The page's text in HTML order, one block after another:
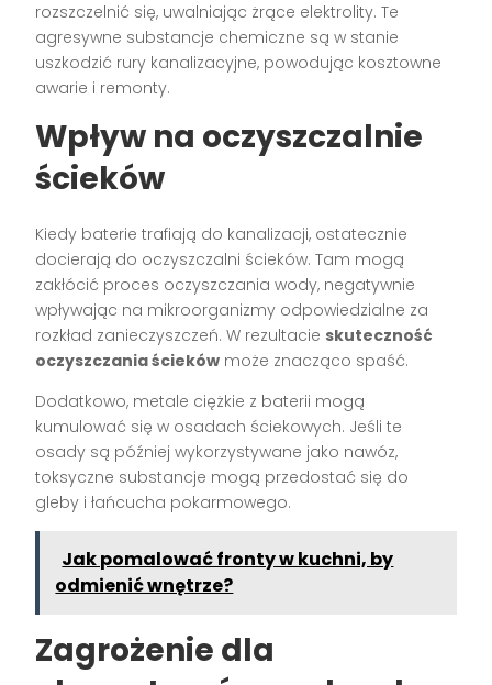
rozszczelnić się, uwalniając żrące elektrolity. Te
agresywne substancje chemiczne są w stanie
uszkodzić rury kanalizacyjne, powodując kosztowne
awarie i remonty.
Wpływ na oczyszczalnie
ścieków
Kiedy baterie trafiają do kanalizacji, ostatecznie
docierają do oczyszczalni ścieków. Tam mogą
zakłócić proces oczyszczania wody, negatywnie
wpływając na mikroorganizmy odpowiedzialne za
rozkład zanieczyszczeń. W rezultacie skuteczność
oczyszczania ścieków może znacząco spaść.
Dodatkowo, metale ciężkie z baterii mogą
kumulować się w osadach ściekowych. Jeśli te
osady są później wykorzystywane jako nawóz,
toksyczne substancje mogą przedostać się do
gleby i łańcucha pokarmowego.
Jak pomalować fronty w kuchni, by
odmienić wnętrze?
Zagrożenie dla